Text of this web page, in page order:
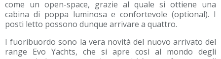
come un open-space, grazie al quale si ottiene una
cabina di poppa luminosa e confortevole (optional). I
posti letto possono dunque arrivare a quattro.
I fuoribuordo sono la vera novità del nuovo arrivato del
range Evo Yachts, che si apre così al mondo degli